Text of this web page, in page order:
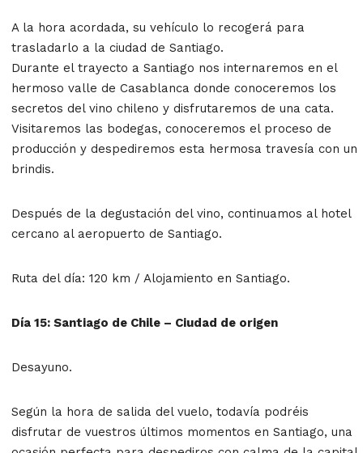
A la hora acordada, su vehículo lo recogerá para
trasladarlo a la ciudad de Santiago.
Durante el trayecto a Santiago nos internaremos en el
hermoso valle de Casablanca donde conoceremos los
secretos del vino chileno y disfrutaremos de una cata.
Visitaremos las bodegas, conoceremos el proceso de
producción y despediremos esta hermosa travesía con un
brindis.
Después de la degustación del vino, continuamos al hotel
cercano al aeropuerto de Santiago.
Ruta del día: 120 km / Alojamiento en Santiago.
Día 15: Santiago de Chile – Ciudad de origen
Desayuno.
Según la hora de salida del vuelo, todavía podréis
disfrutar de vuestros últimos momentos en Santiago, una